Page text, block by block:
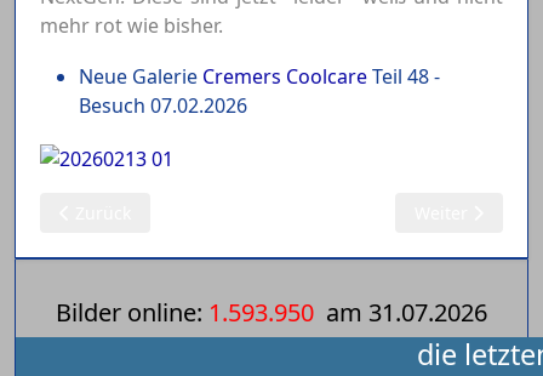
mehr rot wie bisher.
Neue Galerie Cremers CoolcareTeil 48 -
Besuch 07.02.2026
Bilder online: 1.593.950 am 31.07.2026
die